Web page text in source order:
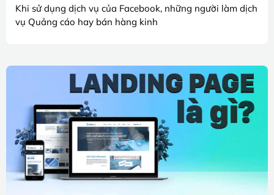
Khi sử dụng dịch vụ của Facebook, những người làm dịch
vụ Quảng cáo hay bán hàng kinh